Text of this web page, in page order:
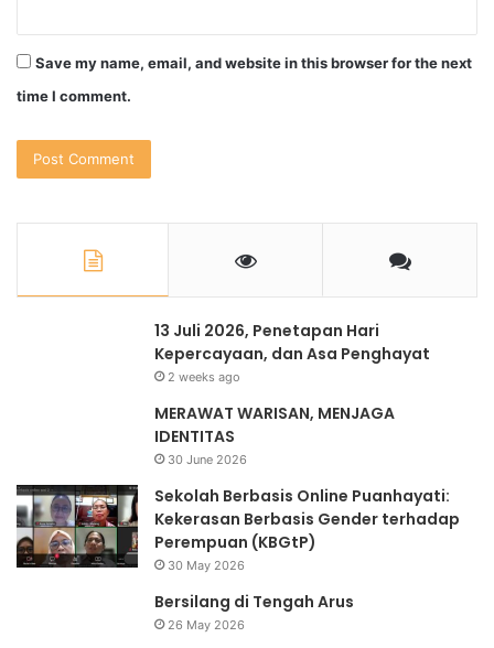
Save my name, email, and website in this browser for the next
time I comment.
13 Juli 2026, Penetapan Hari
Kepercayaan, dan Asa Penghayat
2 weeks ago
MERAWAT WARISAN, MENJAGA
IDENTITAS
30 June 2026
Sekolah Berbasis Online Puanhayati:
Kekerasan Berbasis Gender terhadap
Perempuan (KBGtP)
30 May 2026
Bersilang di Tengah Arus
26 May 2026